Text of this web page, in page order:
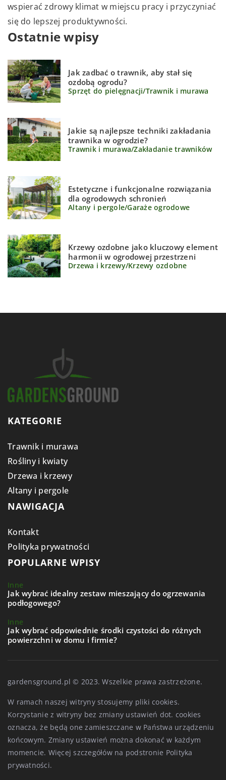
wspierać zdrowy klimat w miejscu pracy i przyczyniać
się do lepszej produktywności.
Ostatnie wpisy
Jak zadbać o trawnik, aby stał się
ozdobą ogrodu?
Sprzęt do pielęgnacji/Trawnik i murawa
Jakie są najlepsze techniki zakładania
trawnika w ogrodzie?
Trawnik i murawa/Zakładanie trawników
Estetyczne i funkcjonalne rozwiązania
dla ogrodowych schronień
Altany i pergole/Garaże ogrodowe
Krzewy ozdobne jako kluczowy element
harmonii w ogrodowej przestrzeni
Drzewa i krzewy/Krzewy ozdobne
KATEGORIE
Trawnik i murawa
Rośliny i kwiaty
Drzewa i krzewy
Altany i pergole
NAWIGACJA
Kontakt
Polityka prywatności
POPULARNE WPISY
Inne
Jak wybrać idealny zestaw mieszający do ogrzewania
podłogowego?
Inne
Jak wybrać odpowiednie środki czystości do różnych
powierzchni w domu i firmie?
gardensground.pl © 2023. Wszelkie prawa zastrzeżone.
W ramach naszej witryny stosujemy pliki cookies.
Korzystanie z witryny bez zmiany ustawień dot. cookies
oznacza, że będą one zamieszczane w Państwa urządzeniu
końcowym. Zmiany ustawień można dokonać w każdym
momencie. Więcej szczegółów na podstronie Polityka
prywatności.